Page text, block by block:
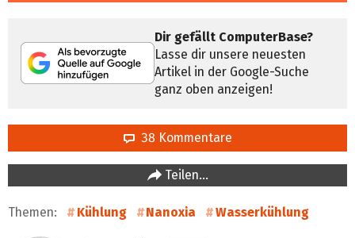
Dir gefällt ComputerBase?
Lasse dir unsere neuesten
Artikel in der Google-Suche
ganz oben anzeigen!
38 Kommentare
Teilen…
Themen: Kühlung Nanoxia Wasserkühlung